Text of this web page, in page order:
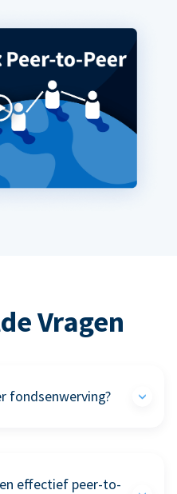
Vragen
fondsenwerving?
effectief peer-to-